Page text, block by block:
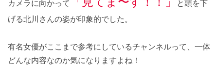
カメラに向かって
と頭を下
げる北川さんの姿が印象的でした。
有名女優がここまで参考にしているチャンネルって、一体
どんな内容なのか気になりますよね！